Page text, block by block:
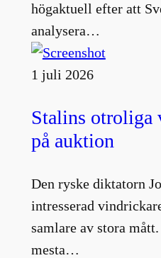
högaktuell efter att
analysera…
1 juli 2026
Stalins otroliga
på auktion
Den ryske diktatorn
intresserad
samlare av stora
mesta…